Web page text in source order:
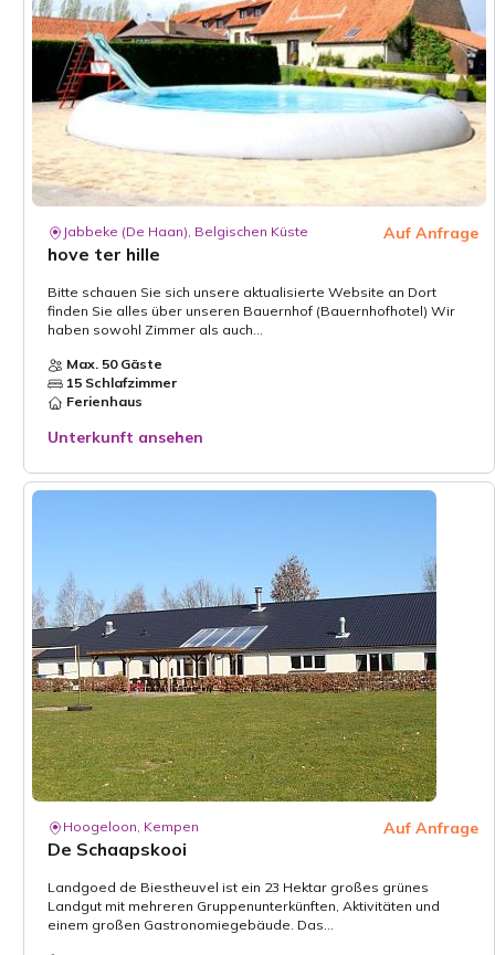
Jabbeke (De Haan), Belgischen Küste
hove ter hille
Auf Anfrage
Bitte schauen Sie sich unsere aktualisierte Website an Dort
finden Sie alles über unseren Bauernhof (Bauernhofhotel) Wir
haben sowohl Zimmer als auch...
Max. 50 Gäste
15 Schlafzimmer
Ferienhaus
Unterkunft ansehen
Hoogeloon, Kempen
De Schaapskooi
Auf Anfrage
Landgoed de Biestheuvel ist ein 23 Hektar großes grünes
Landgut mit mehreren Gruppenunterkünften, Aktivitäten und
einem großen Gastronomiegebäude. Das...